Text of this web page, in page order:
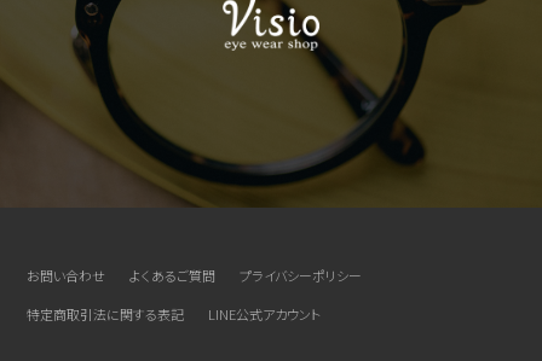
お問い合わせ よくあるご質問
プライバシーポリシー
特定商取引法に関する表記
LINE公式アカウント